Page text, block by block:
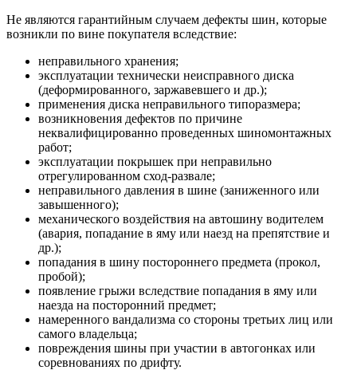
Не являются гарантийным случаем дефекты шин, которые
возникли по вине покупателя вследствие:
неправильного хранения;
эксплуатации технически неисправного диска
(деформированного, заржавевшего и др.);
применения диска неправильного типоразмера;
возникновения дефектов по причине
неквалифицированно проведенных шиномонтажных
работ;
эксплуатации покрышек при неправильно
отрегулированном сход-развале;
неправильного давления в шине (заниженного или
завышенного);
механического воздействия на автошину водителем
(авария, попадание в яму или наезд на препятствие и
др.);
попадания в шину постороннего предмета (прокол,
пробой);
появление грыжи вследствие попадания в яму или
наезда на посторонний предмет;
намеренного вандализма со стороны третьих лиц или
самого владельца;
повреждения шины при участии в автогонках или
соревнованиях по дрифту.